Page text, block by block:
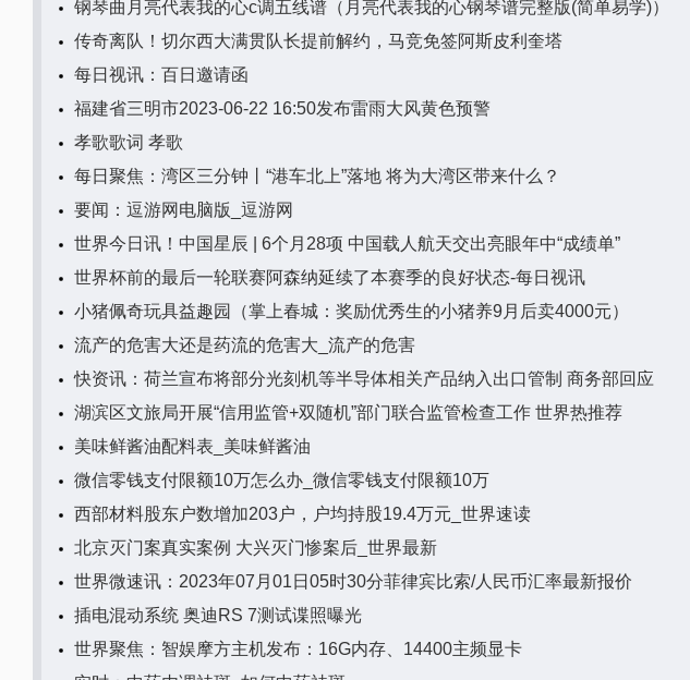
钢琴曲月亮代表我的心c调五线谱（月亮代表我的心钢琴谱完整版(简单易学)）
传奇离队！切尔西大满贯队长提前解约，马竞免签阿斯皮利奎塔
每日视讯：百日邀请函
福建省三明市2023-06-22 16:50发布雷雨大风黄色预警
孝歌歌词 孝歌
每日聚焦：湾区三分钟丨“港车北上”落地 将为大湾区带来什么？
要闻：逗游网电脑版_逗游网
世界今日讯！中国星辰 | 6个月28项 中国载人航天交出亮眼年中“成绩单”
世界杯前的最后一轮联赛阿森纳延续了本赛季的良好状态-每日视讯
小猪佩奇玩具益趣园（掌上春城：奖励优秀生的小猪养9月后卖4000元）
流产的危害大还是药流的危害大_流产的危害
快资讯：荷兰宣布将部分光刻机等半导体相关产品纳入出口管制 商务部回应
湖滨区文旅局开展“信用监管+双随机”部门联合监管检查工作 世界热推荐
美味鲜酱油配料表_美味鲜酱油
微信零钱支付限额10万怎么办_微信零钱支付限额10万
西部材料股东户数增加203户，户均持股19.4万元_世界速读
北京灭门案真实案例 大兴灭门惨案后_世界最新
世界微速讯：2023年07月01日05时30分菲律宾比索/人民币汇率最新报价
插电混动系统 奥迪RS 7测试谍照曝光
世界聚焦：智娱摩方主机发布：16G内存、14400主频显卡